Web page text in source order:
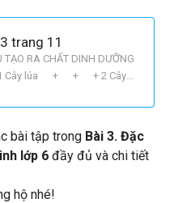
trang 11
TẠO RA CHẤT DINH DƯỠNG
1 Cây lúa + + + 2 Cây
một thời gian ngọn cây
bài tập trong Bài 3. Đặc
lớp 6 đầy đủ và chi tiết
hộ nhé!